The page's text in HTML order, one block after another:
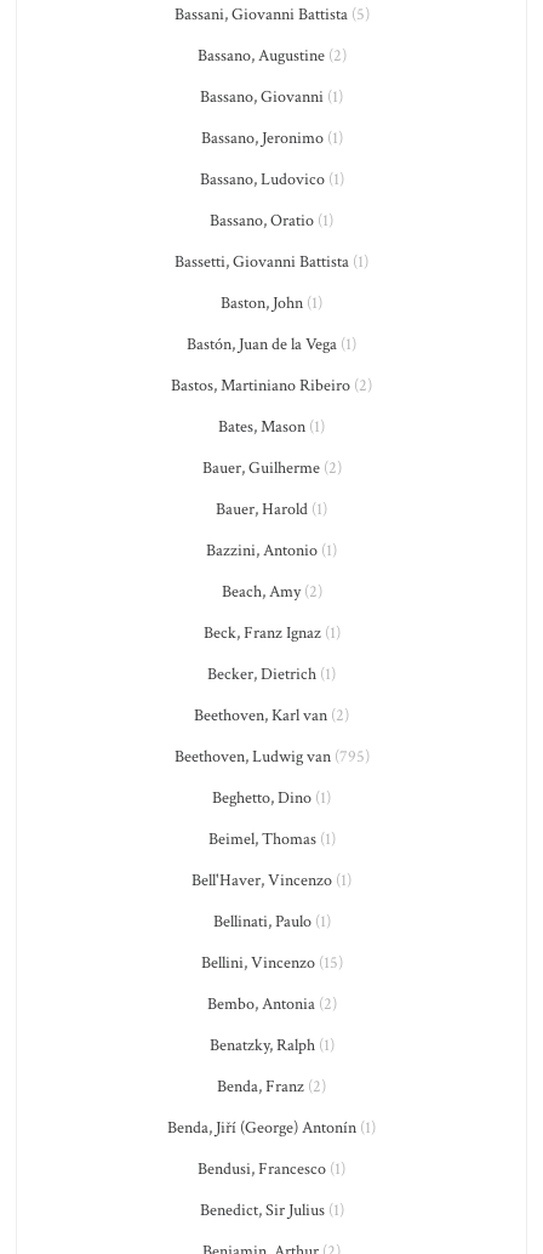
Bassani, Giovanni Battista(5)
Bassano, Augustine(2)
Bassano, Giovanni (1)
Bassano, Jeronimo(1)
Bassano, Ludovico(1)
Bassano, Oratio (1)
Bassetti, Giovanni Battista (1)
Baston, John (1)
Bastón, Juan de la Vega (1)
Bastos, Martiniano Ribeiro (2)
Bates, Mason (1)
Bauer, Guilherme(2)
Bauer, Harold (1)
Bazzini, Antonio (1)
Beach, Amy(2)
Beck, Franz Ignaz(1)
Becker, Dietrich (1)
Beethoven, Karl van (2)
Beethoven, Ludwig van(795)
Beghetto, Dino (1)
Beimel, Thomas(1)
Bell'Haver, Vincenzo (1)
Bellinati, Paulo(1)
Bellini, Vincenzo(15)
Bembo, Antonia(2)
Benatzky, Ralph(1)
Benda, Franz (2)
Benda, Jiří (George) Antonín (1)
Bendusi, Francesco (1)
Benedict, Sir Julius(1)